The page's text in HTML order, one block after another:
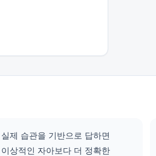
실제 습관을 기반으로 답하면
이상적인 자아보다 더 정확한